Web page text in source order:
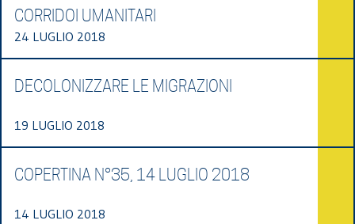
CORRIDOI UMANITARI
24 LUGLIO 2018
DECOLONIZZARE LE MIGRAZIONI
19 LUGLIO 2018
COPERTINA N°35, 14 LUGLIO 2018
14 LUGLIO 2018